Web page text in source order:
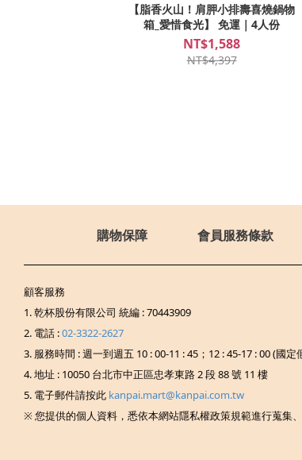
【脂香火山！肩胛小排壽喜燒鍋物
箱_愛惜食光】 免運｜4人份
NT$1,588
NT$4,397
購物保障 會員服務條款
顧客服務
1. 乾杯股份有限公司 統編 : 70443909
2. 電話 :02-3322-2627
3. 服務時間 : 週一到週五 10 : 00-11 : 45；12 : 45-17 : 00 (國定
4. 地址 : 10050 台北市中正區忠孝東路 2 段 88 號 11 樓
5. 電子郵件請按此 kanpai.mart@kanpai.com.tw
※ 您提供的個人資料，悉依本網站隱私權政策規範進行蒐集